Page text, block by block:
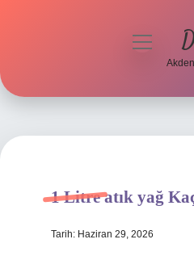
Hakkımızda
menüyü
1 Litre atık yağ
Tarih: Haziran 29, 2026